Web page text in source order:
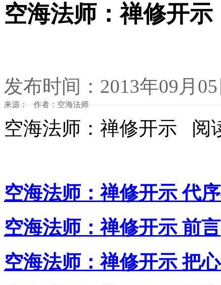
空海法师：禅修开示
发布时间：2013年09月
来源： 作者：空海法师
空海法师：禅修开示 阅
空海法师：禅修开示 代
空海法师：禅修开示 前言
空海法师：禅修开示 把